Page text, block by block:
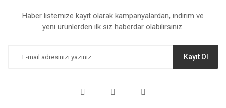
Haber listemize kayıt olarak kampanyalardan, indirim ve
yeni ürünlerden ilk siz haberdar olabilirsiniz.
Kayıt Ol